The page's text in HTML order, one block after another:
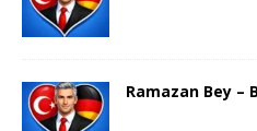
Ramazan Bey –